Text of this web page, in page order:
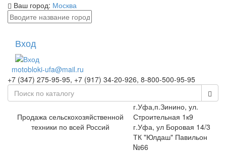
Ваш город: Москва
Вход
motobloki-ufa@mail.ru
+7 (347) 275-95-95, +7 (917) 34-20-926, 8-800-500-95-95
Продажа сельскохозяйственной
техники по всей Россий
г.Уфа,п.Зинино, ул.
Строительная 1к9
г.Уфа, ул Боровая 14/3
ТК "Юлдаш" Павильон
№66